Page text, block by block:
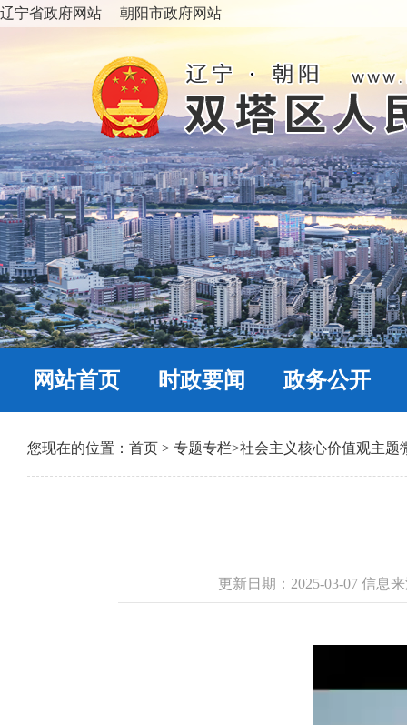
辽宁省政府网站 朝阳市政府网站
网站首页 时政要闻 政务公开
您现在的位置： 首页 > 专题专栏>社会主义核心价值观主题
更新日期：2025-03-07 信息